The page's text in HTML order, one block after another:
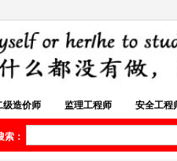
级造价师 监理工程师 安全工程
索：